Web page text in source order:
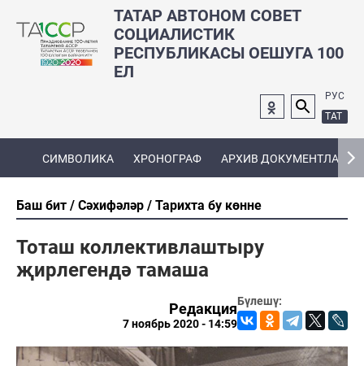
ТАТАР АВТОНОМ СОВЕТ
СОЦИАЛИСТИК
РЕСПУБЛИКАСЫ ОЕШУГА 100
ЕЛ
РУС
ТАТ
СИМВОЛИКА ХРОНОГРАФ АРХИВ ДОКУМЕНТЛАРЫ
Баш бит Сәхифәләр Тарихта бу көнне
Тоташ коллективлаштыру
җирлегендә тамаша
Бүлешү:
Редакция
7 ноябрь 2020 - 14:59